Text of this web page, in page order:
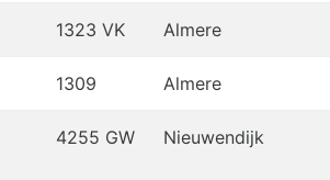
1323 VK Almere
1309 Almere
4255 GW Nieuwendijk